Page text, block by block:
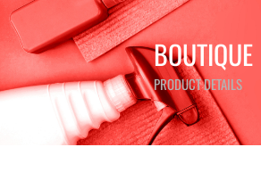
BOUTIQUE
PRODUCT DETAILS